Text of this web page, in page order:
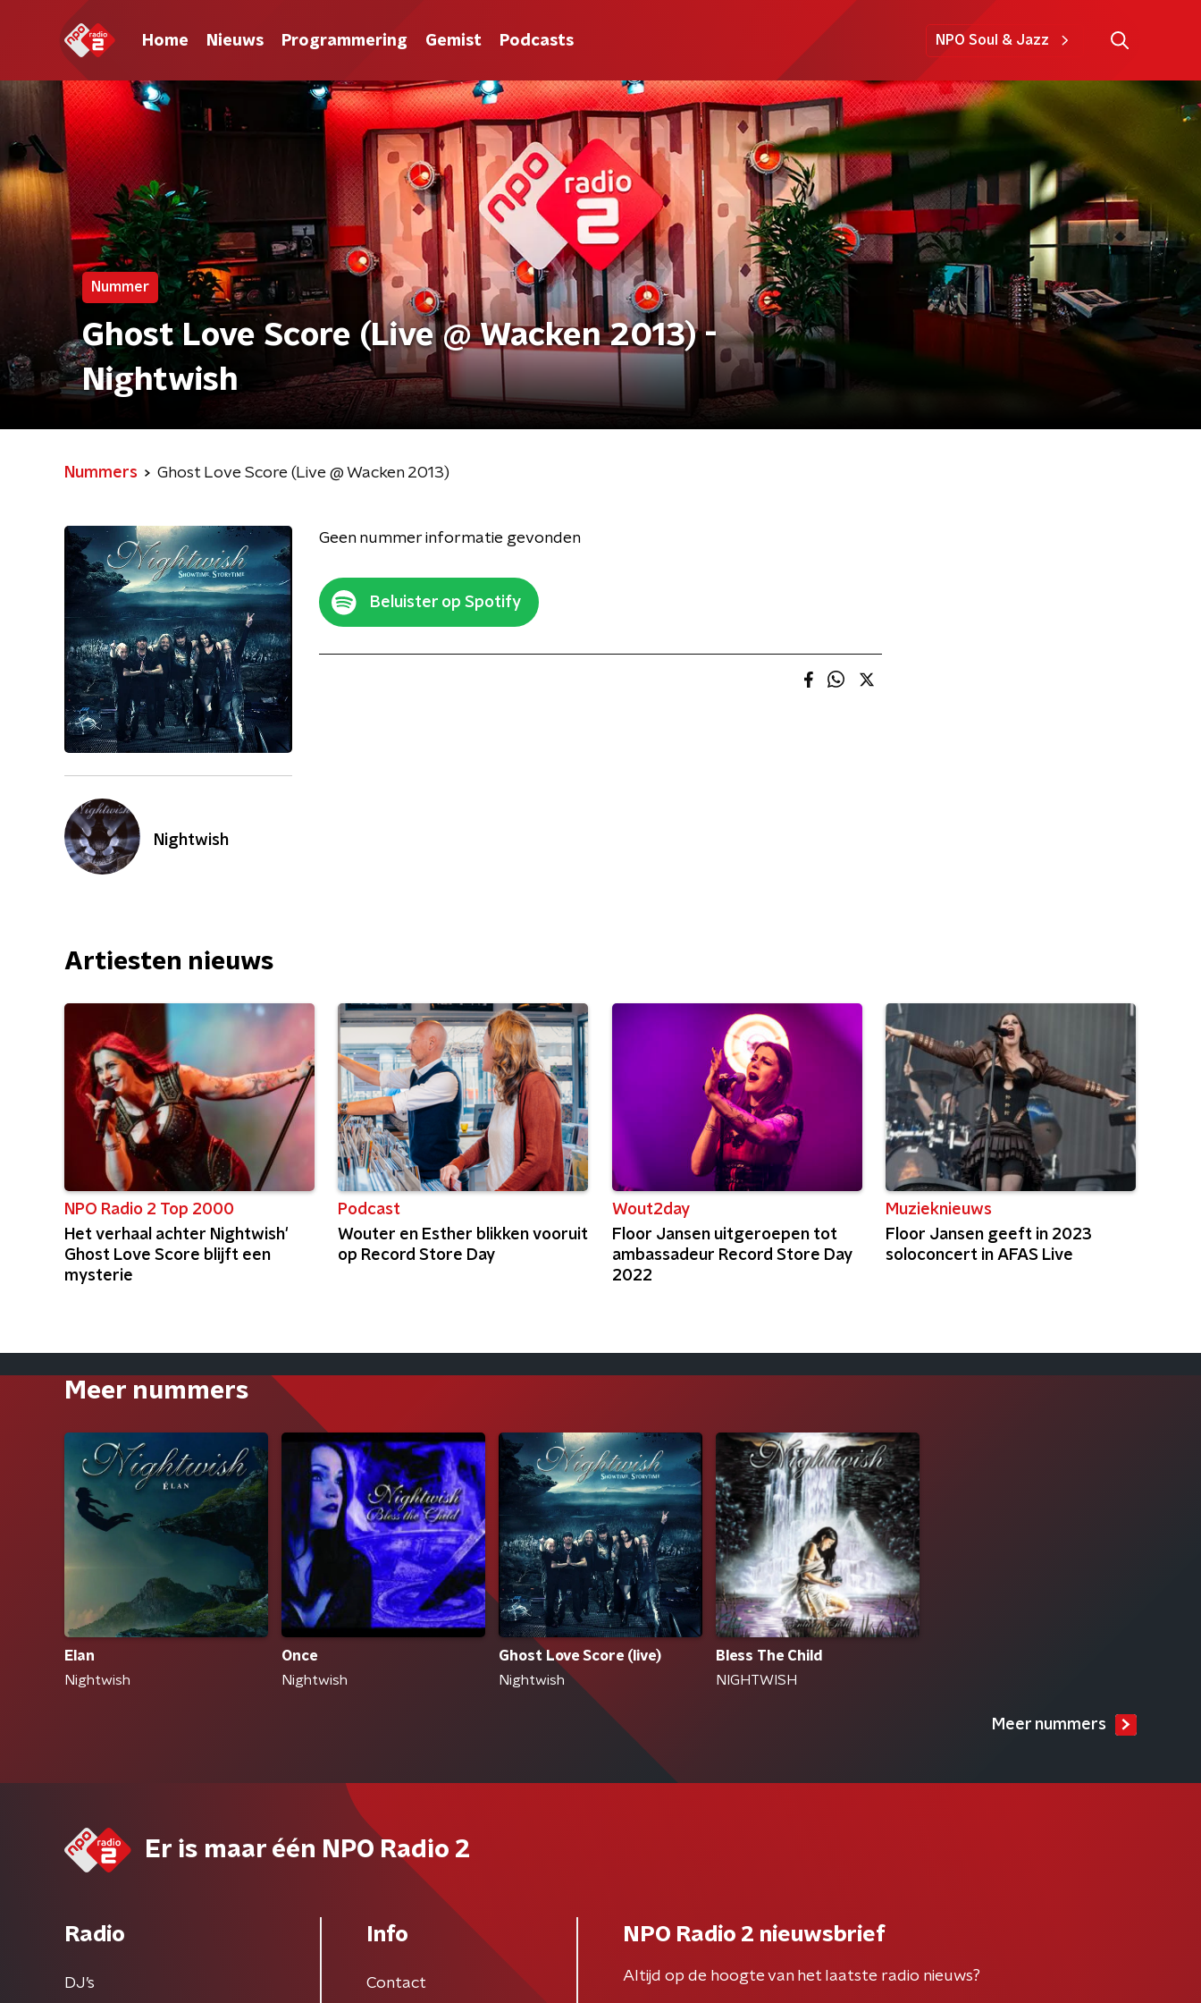
Home Nieuws Programmering Gemist Podcasts NPO Soul & Jazz
Nummer
Ghost Love Score (Live @ Wacken 2013) -
Nightwish
Nummers Ghost Love Score (Live @ Wacken 2013)
Nightwish
Geen nummer informatie gevonden
Beluister op Spotify
Artiesten nieuws
NPO Radio 2 Top 2000
Het verhaal achter Nightwish'
Ghost Love Score blijft een
mysterie
Podcast
Wouter en Esther blikken vooruit
op Record Store Day
Wout2day
Floor Jansen uitgeroepen tot
ambassadeur Record Store Day
2022
Muzieknieuws
Floor Jansen geeft in 2023
soloconcert in AFAS Live
Meer nummers
Elan
Nightwish
Once
Nightwish
Ghost Love Score (live)
Nightwish
Bless The Child
NIGHTWISH
Meer nummers
Er is maar één NPO Radio 2
Radio
DJ’s
Info
Contact
NPO Radio 2 nieuwsbrief
Altijd op de hoogte van het laatste radio nieuws?